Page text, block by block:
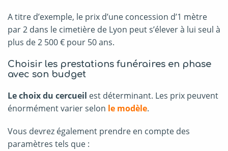
A titre d’exemple, le prix d’une concession d’1 mètre
par 2 dans le cimetière de Lyon peut s’élever à lui seul à
plus de 2 500 € pour 50 ans.
Choisir les prestations funéraires en phase
avec son budget
Le choix du cercueil est déterminant. Les prix peuvent
énormément varier selon le modèle.
Vous devrez également prendre en compte des
paramètres tels que :